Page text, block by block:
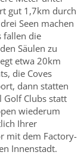
gut 1,7km durch
Seen machen
fallen die
Säulen zu
etwa 20km
die Coves
dann statten
Golf Clubs statt
wiederum
Ihrer
mit dem Factory-
Innenstadt.